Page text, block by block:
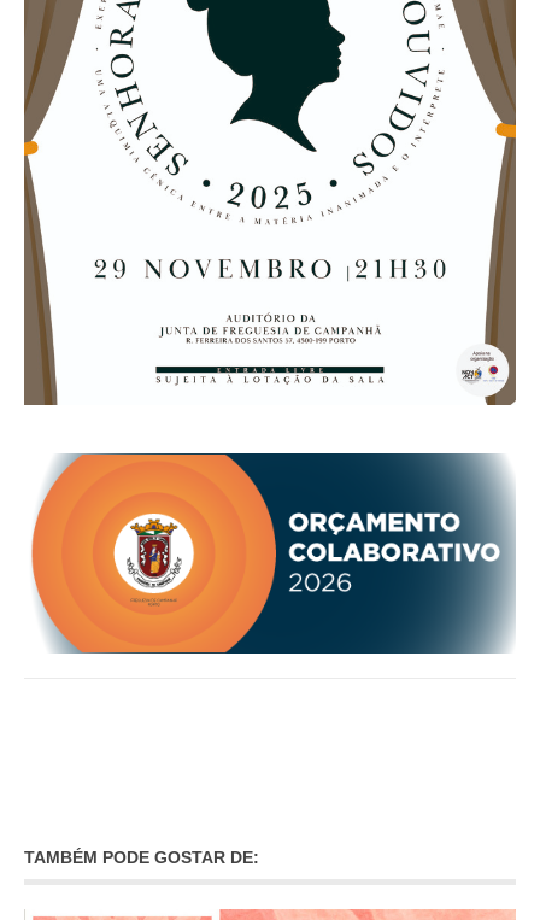
APOIO ÀS EMPRESAS
OFERTAS DE EMPREGO
CONTACTO E HORÁRIO GIP
CONTACTOS
TAMBÉM PODE GOSTAR DE: